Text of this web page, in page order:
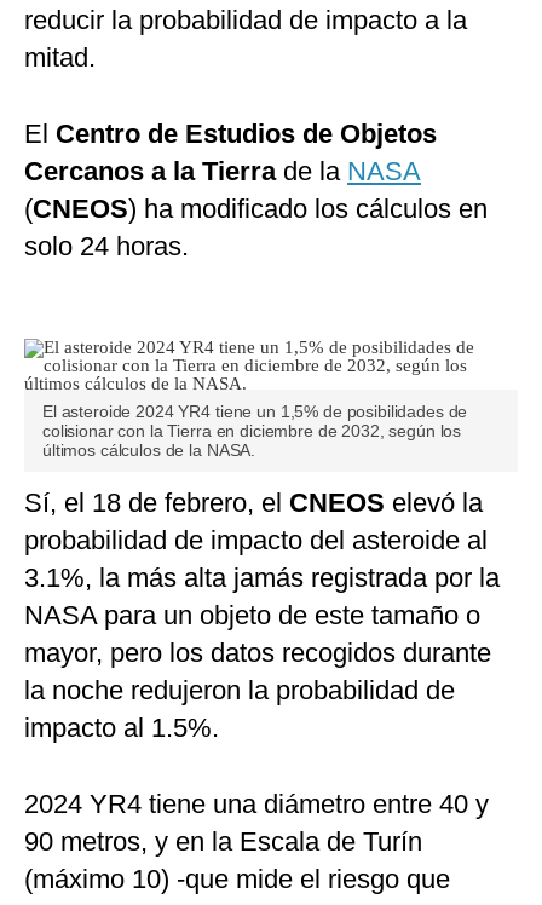
reducir la probabilidad de impacto a la
mitad.
El Centro de Estudios de Objetos
Cercanos a la Tierrade la NASA
(CNEOS) ha modificado los cálculos en
solo 24 horas.
El asteroide 2024 YR4 tiene un 1,5% de posibilidades de
colisionar con la Tierra en diciembre de 2032, según los
últimos cálculos de la NASA.
Sí, el 18 de febrero, el CNEOS elevó la
probabilidad de impacto del asteroide al
3.1%, la más alta jamás registrada por la
NASA para un objeto de este tamaño o
mayor, pero los datos recogidos durante
la noche redujeron la probabilidad de
impacto al 1.5%.
2024 YR4 tiene una diámetro entre 40 y
90 metros, y en la Escala de Turín
(máximo 10) -que mide el riesgo que